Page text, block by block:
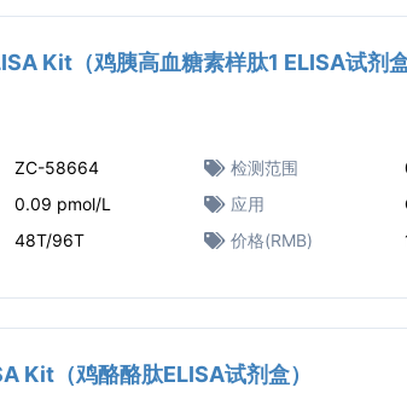
Kit（鸡胰高血糖素样肽1 ELISA试剂盒
ZC-58664 检测范围
0.09 pmol/L 应用
48T/96T 价格(RMB)
Kit（鸡酪酪肽ELISA试剂盒）